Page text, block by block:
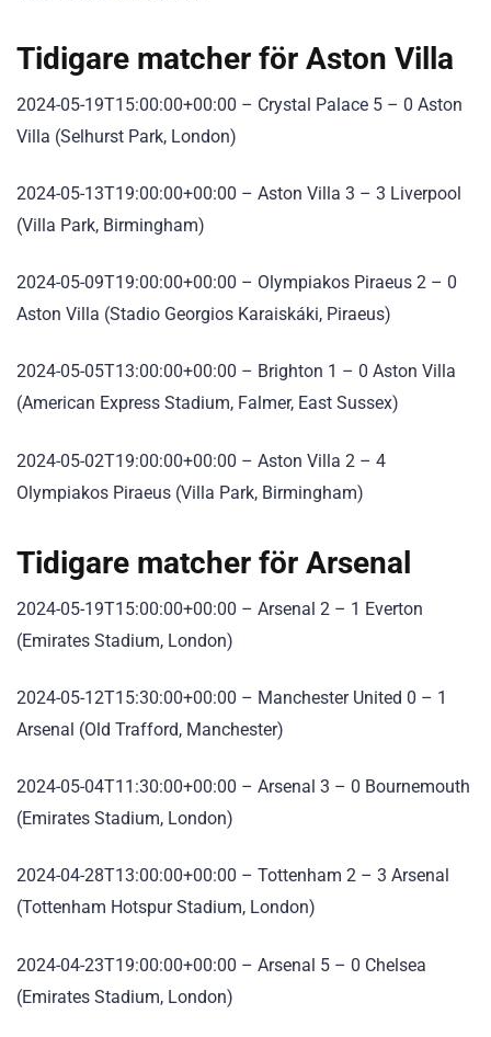
Tidigare matcher för Aston Villa
2024-05-19T15:00:00+00:00 – Crystal Palace 5 – 0 Aston
Villa (Selhurst Park, London)
2024-05-13T19:00:00+00:00 – Aston Villa 3 – 3 Liverpool
(Villa Park, Birmingham)
2024-05-09T19:00:00+00:00 – Olympiakos Piraeus 2 – 0
Aston Villa (Stadio Georgios Karaiskáki, Piraeus)
2024-05-05T13:00:00+00:00 – Brighton 1 – 0 Aston Villa
(American Express Stadium, Falmer, East Sussex)
2024-05-02T19:00:00+00:00 – Aston Villa 2 – 4
Olympiakos Piraeus (Villa Park, Birmingham)
Tidigare matcher för Arsenal
2024-05-19T15:00:00+00:00 – Arsenal 2 – 1 Everton
(Emirates Stadium, London)
2024-05-12T15:30:00+00:00 – Manchester United 0 – 1
Arsenal (Old Trafford, Manchester)
2024-05-04T11:30:00+00:00 – Arsenal 3 – 0 Bournemouth
(Emirates Stadium, London)
2024-04-28T13:00:00+00:00 – Tottenham 2 – 3 Arsenal
(Tottenham Hotspur Stadium, London)
2024-04-23T19:00:00+00:00 – Arsenal 5 – 0 Chelsea
(Emirates Stadium, London)